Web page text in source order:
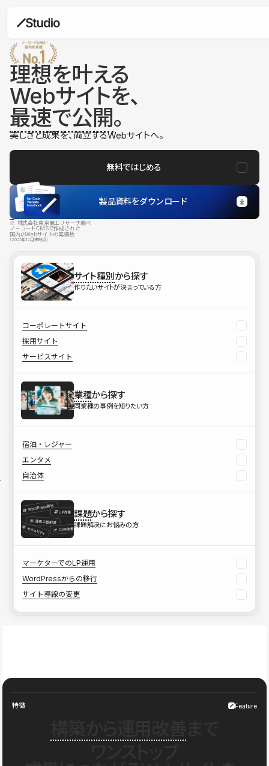
理想を叶える
Webサイトを、
最速で公開。
美しさと成果を、両立するWebサイトへ。
無料ではじめる
製品資料をダウンロード
※ 株式会社東京商工リサーチ調べ
ノーコードCMSで作成された
国内のWebサイトの実績数
（2025年12月末時点）
サイト種別から探す
作りたいサイトが決まっている方
コーポレートサイト
採用サイト
サービスサイト
業種から探す
同業種の事例を知りたい方
宿泊・レジャー
エンタメ
自治体
課題から探す
課題解決にお悩みの方
マーケターでのLP運用
WordPressからの移行
サイト導線の変更
特徴 Feature